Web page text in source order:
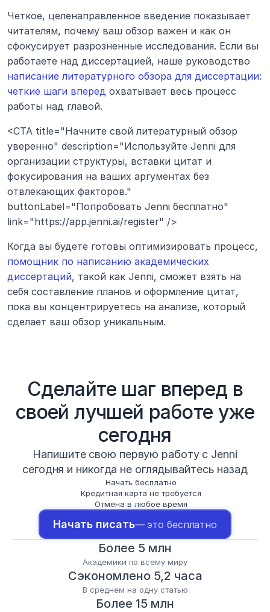
Четкое, целенаправленное введение показывает
читателям, почему ваш обзор важен и как он
сфокусирует разрозненные исследования. Если вы
написание литературного обзора для диссертации:
четкие шаги вперед охватывает весь процесс
работы над главой.
<CTA title="Начните свой литературный обзор
уверенно" description="Используйте Jenni для
организации структуры, вставки цитат и
фокусирования на ваших аргументах без
отвлекающих факторов."
buttonLabel="Попробовать Jenni бесплатно"
link="https://app.jenni.ai/register" />
помощник по написанию академических
диссертаций, такой как Jenni, сможет взять на
себя составление планов и оформление цитат,
пока вы концентрируетесь на анализе, который
сделает ваш обзор уникальным.
Сделайте шаг вперед в
своей лучшей работе уже
сегодня
Напишите свою первую работу с Jenni
сегодня и никогда не оглядывайтесь назад
Начать бесплатно
Кредитная карта не требуется
Отмена в любое время
Начать писать— это бесплатно
Более 5 млн
Академики по всему миру
Сэкономлено 5,2 часа
В среднем на одну статью
Более 15 млн